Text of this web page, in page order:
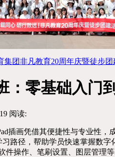
团非凡教育20周年庆暨徒步团
：零基础入门
阅读:
插画凭借其便捷性与专业性
路径，帮助学员快速掌握数字
软件操作、笔刷设置、图层管